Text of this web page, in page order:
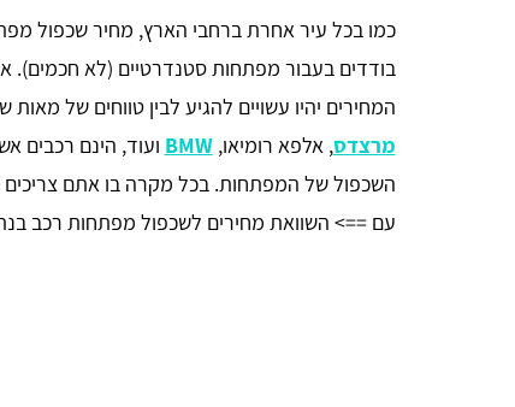
כמו בכל עיר אחרת ברחבי הארץ, מחיר שכפול
בודדים בעבור מפתחות סטנדרטיים (לא
המחירים יהיו עשויים להגיע לבין טווחים של
מרצדס, אלפא רומיאו,BMW ועוד, הינם רכבים
השכפול של המפתחות. בכל מקרה בו אתם
עם ==> השוואת מחירים לשכפול מפתחות רכב